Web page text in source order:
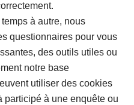
à autre, nous
questionnaires pour vous
des outils utiles ou
notre base
utiliser des cookies
participé à une enquête ou